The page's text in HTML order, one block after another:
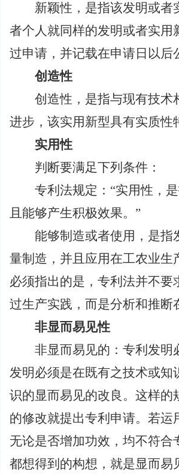
新颖性，是指该发明或者
者个人就同样的发明或者实
过申请，并记载在申请日以
创造性
创造性，是指与现有技术
进步，该实用新型具有实质性
实用性
判断要满足下列条件：
专利法规定： “实用性，
且能够产生积极效果。 ”
能够制造或者使用，是指
量制造，并且应用在工农业
必须指出的是，专利法并不
过生产实践，而是分析和推
非显而易见性
非显而易见的：专利发明
发明必须是在既有之技术或
识的显而易见的改良。这样
的修改就提出专利申请。若
无论是否增加功效，均不符合
都想得到的构想，就是显而易